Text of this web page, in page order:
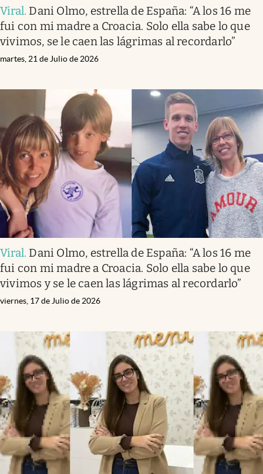
Viral. Dani Olmo, estrella de España: “A los 16 me
fui con mi madre a Croacia. Solo ella sabe lo que
vivimos, se le caen las lágrimas al recordarlo”
martes, 21 de Julio de 2026
Viral. Dani Olmo, estrella de España: “A los 16 me
fui con mi madre a Croacia. Solo ella sabe lo que
vivimos y se le caen las lágrimas al recordarlo”
viernes, 17 de Julio de 2026